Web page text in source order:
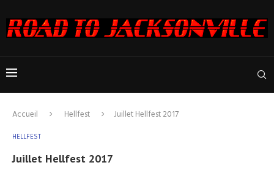
Accueil Hellfest Juillet Hellfest 2017
HELLFEST
Juillet Hellfest 2017